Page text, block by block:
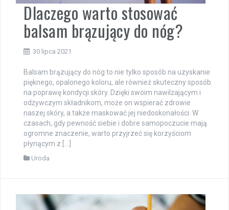
Dlaczego warto stosować
balsam brązujący do nóg?
30 lipca 2021
Balsam brązujący do nóg to nie tylko sposób na uzyskanie
pięknego, opalonego koloru, ale również skuteczny sposób
na poprawę kondycji skóry. Dzięki swoim nawilżającym i
odżywczym składnikom, może on wspierać zdrowie
naszej skóry, a także maskować jej niedoskonałości. W
czasach, gdy pewność siebie i dobre samopoczucie mają
ogromne znaczenie, warto przyjrzeć się korzyściom
płynącym z […]
Uroda